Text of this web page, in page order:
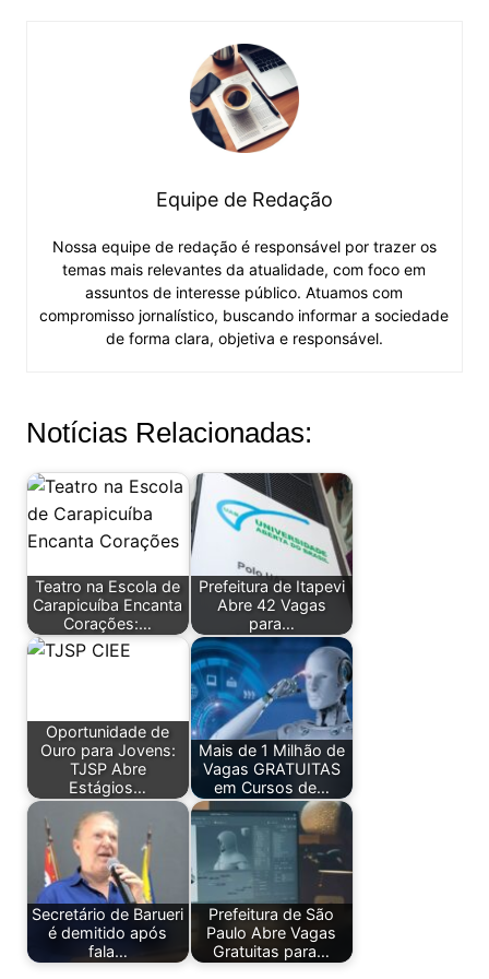
Equipe de Redação
Nossa equipe de redação é responsável por trazer os
temas mais relevantes da atualidade, com foco em
assuntos de interesse público. Atuamos com
compromisso jornalístico, buscando informar a sociedade
de forma clara, objetiva e responsável.
Notícias Relacionadas:
Teatro na Escola de
Carapicuíba Encanta
Corações:…
Prefeitura de Itapevi
Abre 42 Vagas
para…
Oportunidade de
Ouro para Jovens:
TJSP Abre
Estágios…
Mais de 1 Milhão de
Vagas GRATUITAS
em Cursos de…
Secretário de Barueri
é demitido após
fala…
Prefeitura de São
Paulo Abre Vagas
Gratuitas para…